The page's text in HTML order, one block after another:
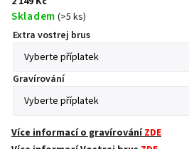
Skladem (>5 ks)
Extra vostrej brus
Gravírování
Více informací o gravírováníZDE